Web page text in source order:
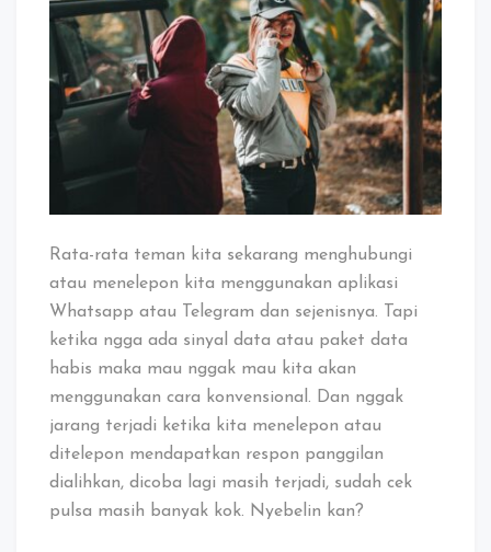
Gampang
Mengatasi
Masalah
Panggilan
Dialihkan
Khusus
Pelanggan
Telkomsel
Rata-rata teman kita sekarang menghubungi
atau menelepon kita menggunakan aplikasi
Whatsapp atau Telegram dan sejenisnya. Tapi
ketika ngga ada sinyal data atau paket data
habis maka mau nggak mau kita akan
menggunakan cara konvensional. Dan nggak
jarang terjadi ketika kita menelepon atau
ditelepon mendapatkan respon panggilan
dialihkan, dicoba lagi masih terjadi, sudah cek
pulsa masih banyak kok. Nyebelin kan?